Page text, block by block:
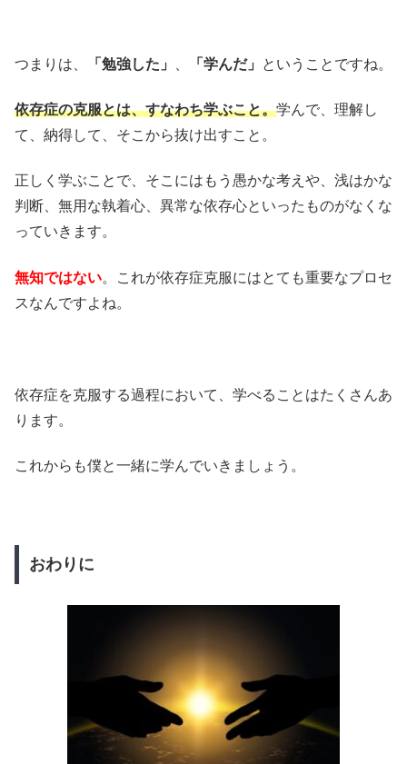
つまりは、 「勉強した」 「学んだ」 ということですね。
依存症の克服とは、すなわち学ぶこと。学んで、理解し
て、納得して、そこから抜け出すこと。
正しく学ぶことで、そこにはもう愚かな考えや、浅はかな
判断、無用な執着心、異常な依存心といったものがなくな
っていきます。
無知ではない。これが依存症克服にはとても重要なプロセ
スなんですよね。
依存症を克服する過程において、学べることはたくさんあ
ります。
これからも僕と一緒に学んでいきましょう。
おわりに